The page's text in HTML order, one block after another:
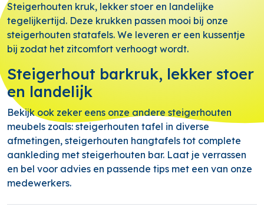
Steigerhouten kruk, lekker stoer en landelijke
tegelijkertijd. Deze krukken passen mooi bij onze
steigerhouten statafels. We leveren er een kussentje
bij zodat het zitcomfort verhoogt wordt.
Steigerhout barkruk, lekker stoer
en landelijk
Bekijk ook zeker eens onze andere steigerhouten
meubels zoals: steigerhouten tafel in diverse
afmetingen, steigerhouten hangtafels tot complete
aankleding met steigerhouten bar. Laat je verrassen
en bel voor advies en passende tips met een van onze
medewerkers.